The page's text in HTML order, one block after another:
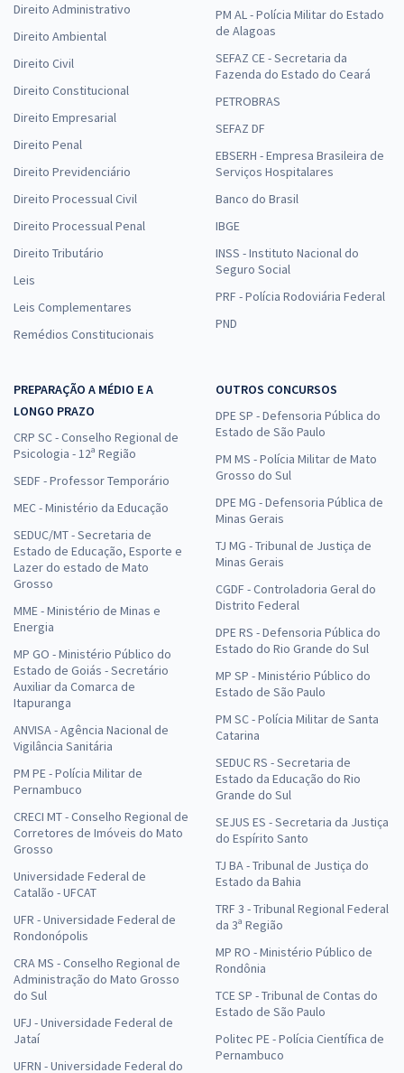
Direito Administrativo
Direito Ambiental
Direito Civil
Direito Constitucional
Direito Empresarial
Direito Penal
Direito Previdenciário
Direito Processual Civil
Direito Processual Penal
Direito Tributário
Leis
Leis Complementares
Remédios Constitucionais
PM AL - Polícia Militar do Estado
de Alagoas
SEFAZ CE - Secretaria da
Fazenda do Estado do Ceará
PETROBRAS
SEFAZ DF
EBSERH - Empresa Brasileira de
Serviços Hospitalares
Banco do Brasil
IBGE
INSS - Instituto Nacional do
Seguro Social
PRF - Polícia Rodoviária Federal
PND
PREPARAÇÃO A MÉDIO E A
LONGO PRAZO
CRP SC - Conselho Regional de
Psicologia - 12ª Região
SEDF - Professor Temporário
MEC - Ministério da Educação
SEDUC/MT - Secretaria de
Estado de Educação, Esporte e
Lazer do estado de Mato
Grosso
MME - Ministério de Minas e
Energia
MP GO - Ministério Público do
Estado de Goiás - Secretário
Auxiliar da Comarca de
Itapuranga
ANVISA - Agência Nacional de
Vigilância Sanitária
PM PE - Polícia Militar de
Pernambuco
CRECI MT - Conselho Regional de
Corretores de Imóveis do Mato
Grosso
Universidade Federal de
Catalão - UFCAT
UFR - Universidade Federal de
Rondonópolis
CRA MS - Conselho Regional de
Administração do Mato Grosso
do Sul
UFJ - Universidade Federal de
Jataí
UFRN - Universidade Federal do
OUTROS CONCURSOS
DPE SP - Defensoria Pública do
Estado de São Paulo
PM MS - Polícia Militar de Mato
Grosso do Sul
DPE MG - Defensoria Pública de
Minas Gerais
TJ MG - Tribunal de Justiça de
Minas Gerais
CGDF - Controladoria Geral do
Distrito Federal
DPE RS - Defensoria Pública do
Estado do Rio Grande do Sul
MP SP - Ministério Público do
Estado de São Paulo
PM SC - Polícia Militar de Santa
Catarina
SEDUC RS - Secretaria de
Estado da Educação do Rio
Grande do Sul
SEJUS ES - Secretaria da Justiça
do Espírito Santo
TJ BA - Tribunal de Justiça do
Estado da Bahia
TRF 3 - Tribunal Regional Federal
da 3ª Região
MP RO - Ministério Público de
Rondônia
TCE SP - Tribunal de Contas do
Estado de São Paulo
Politec PE - Polícia Científica de
Pernambuco